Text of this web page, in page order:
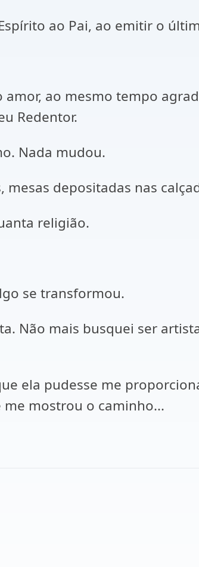
ao Pai, ao emitir o
ao mesmo tempo
Redentor.
Nada mudou.
depositadas nas
religião.
se transformou.
Não mais busquei ser
ela pudesse me
mostrou o caminho...